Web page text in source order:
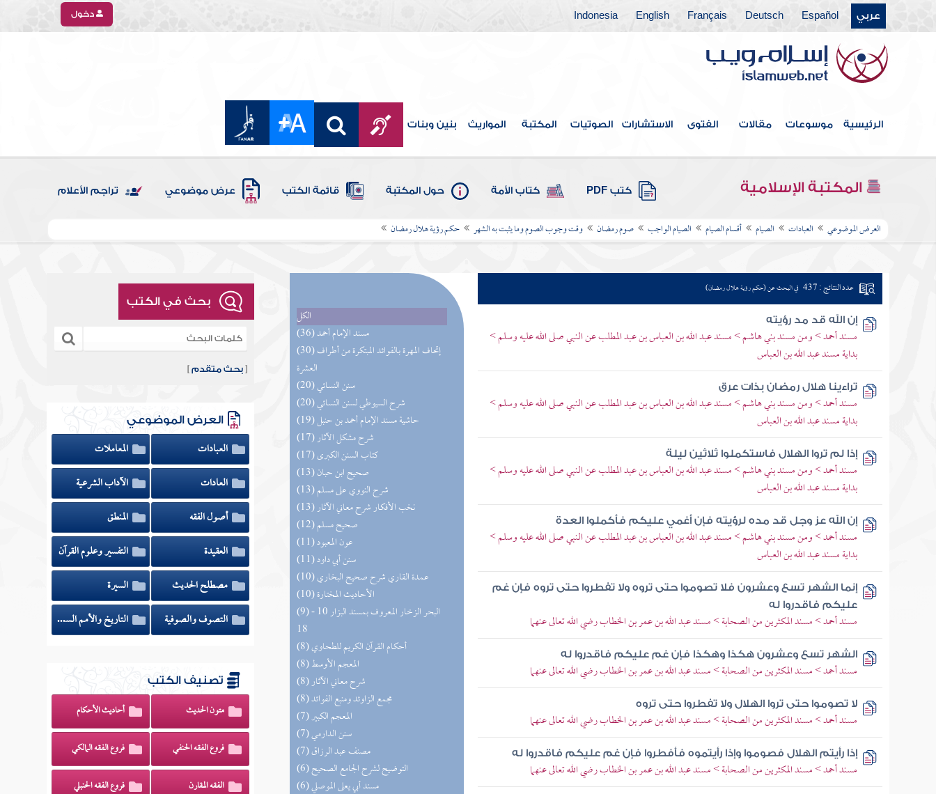
عربي Español
Deutsch
Français
English
Indonesia دخول
الرئيسية موسوعات مقالات الفتوى الاستشارات الصوتيات المكتبة المواريث بنين وبنات
المكتبة الإسلامية كتب PDF كتاب الأمة حول المكتبة قائمة الكتب عرض موضوعي تراجم الأعلام
العرض الموضوعي العبادات الصيام أقسام الصيام الصيام الواجب صوم رمضان وقت وجوب الصوم وما يثبت به الشهر حكم رؤية هلال رمضان
الكل
(36) مسند الإمام أحمد
(30) إتحاف المهرة بالفوائد المبتكرة من أطراف
العشرة
(20) سنن النسائي
(20) شرح السيوطي لسنن النسائي
(19) حاشية مسند الإمام أحمد بن حنبل
(17) شرح مشكل الآثار
(17) كتاب السنن الكبرى
(13) صحيح ابن حبان
(13) شرح النووي على مسلم
(13) نخب الأفكار شرح معاني الآثار
(12) صحيح مسلم
(11) عون المعبود
(11) سنن أبي داود
(10) عمدة القاري شرح صحيح البخاري
(10) الأحاديث المختارة
(9) البحر الزخار المعروف بمسند البزار 10 -
18
(8) أحكام القرآن الكريم للطحاوي
(8) المعجم الأوسط
(8) شرح معاني الآثار
(8) مجمع الزاوئد ومنبع الفوائد
(7) المعجم الكبير
(7) سنن الدارمي
(7) مصنف عبد الرزاق
(6) التوضيح لشرح الجامع الصحيح
(6) مسند أبي يعلى الموصلي
عدد النتائج : 437 في البحث عن (حكم رؤية هلال رمضان)
إن الله قد مد رؤيته
مسند أحمد > ومن مسند بني هاشم > مسند عبد الله بن العباس بن عبد المطلب عن النبي صلى الله عليه وسلم >
بداية مسند عبد الله بن العباس
تراءينا هلال رمضان بذات عرق
مسند أحمد > ومن مسند بني هاشم > مسند عبد الله بن العباس بن عبد المطلب عن النبي صلى الله عليه وسلم >
بداية مسند عبد الله بن العباس
إذا لم تروا الهلال فاستكملوا ثلاثين ليلة
مسند أحمد > ومن مسند بني هاشم > مسند عبد الله بن العباس بن عبد المطلب عن النبي صلى الله عليه وسلم >
بداية مسند عبد الله بن العباس
إن الله عز وجل قد مده لرؤيته فإن أغمي عليكم فأكملوا العدة
مسند أحمد > ومن مسند بني هاشم > مسند عبد الله بن العباس بن عبد المطلب عن النبي صلى الله عليه وسلم >
بداية مسند عبد الله بن العباس
إنما الشهر تسع وعشرون فلا تصوموا حتى تروه ولا تفطروا حتى تروه فإن غم
عليكم فاقدروا له
مسند أحمد > مسند المكثرين من الصحابة > مسند عبد الله بن عمر بن الخطاب رضي الله تعالى عنهما
الشهر تسع وعشرون هكذا وهكذا فإن غم عليكم فاقدروا له
مسند أحمد > مسند المكثرين من الصحابة > مسند عبد الله بن عمر بن الخطاب رضي الله تعالى عنهما
لا تصوموا حتى تروا الهلال ولا تفطروا حتى تروه
مسند أحمد > مسند المكثرين من الصحابة > مسند عبد الله بن عمر بن الخطاب رضي الله تعالى عنهما
إذا رأيتم الهلال فصوموا وإذا رأيتموه فأفطروا فإن غم عليكم فاقدروا له
مسند أحمد > مسند المكثرين من الصحابة > مسند عبد الله بن عمر بن الخطاب رضي الله تعالى عنهما
بحث في الكتب
[بحث متقدم ]
العرض الموضوعي
العبادات
المعاملات
العادات
الآداب الشرعية
أصول الفقه
المنطق
العقيدة
التفسير وعلوم القرآن
مصطلح الحديث
السيرة
التصوف والصوفية
التاريخ والأمم السابقة
تصنيف الكتب
متون الحديث أحاديث الأحكام
فروع الفقه الحنفي فروع الفقه المالكي
الفقه المقارن فروع الفقه الحنبلي